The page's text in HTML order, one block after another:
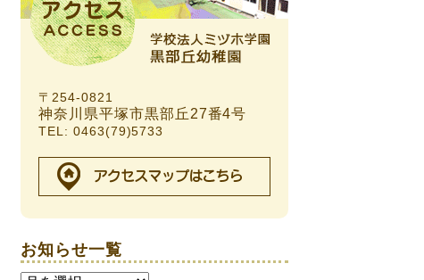
〒254-0821
神奈川県平塚市黒部丘27番4号
TEL: 0463(79)5733
お知らせ一覧